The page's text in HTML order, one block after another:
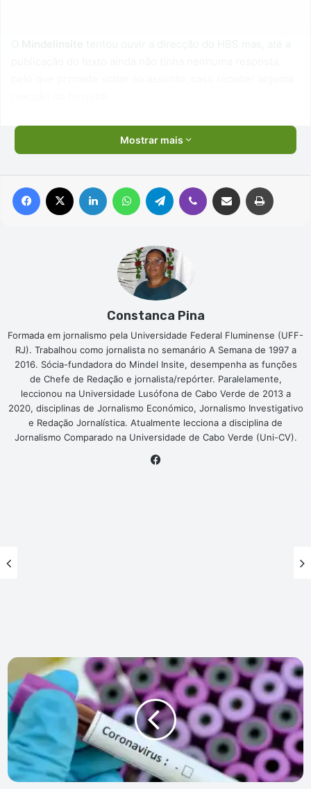
Mostrar mais
Facebook Linkedin WhatsAppTelegram Viber Compartilhar via e-mail
Constanca Pina
Formada em jornalismo pela Universidade Federal Fluminense (UFF-
RJ). Trabalhou como jornalista no semanário A Semana de 1997 a
2016. Sócia-fundadora do Mindel Insite, desempenha as funções
de Chefe de Redação e jornalista/repórter. Paralelamente,
leccionou na Universidade Lusófona de Cabo Verde de 2013 a
2020, disciplinas de Jornalismo Económico, Jornalismo Investigativo
e Redação Jornalística. Atualmente lecciona a disciplina de
Jornalismo Comparado na Universidade de Cabo Verde (Uni-CV).
Dinamarca
cria
passaporte
de
Covid-
19
negativo
para
população